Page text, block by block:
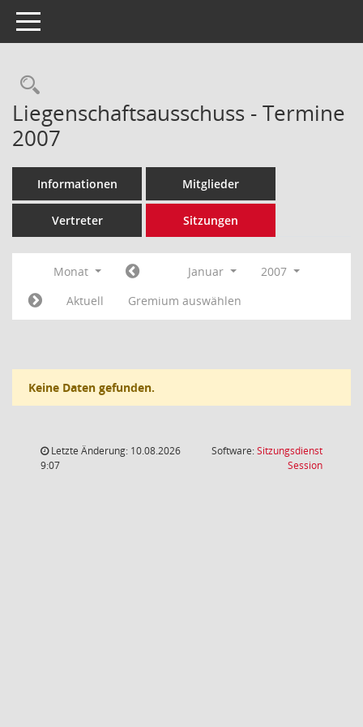
Toggle navigation
Rechercheauswahl
Liegenschaftsausschuss - Termine
2007
Informationen Mitglieder
Vertreter Sitzungen
Monat Januar
2007
Aktuell
Gremium auswählen
Keine Daten gefunden.
Letzte Änderung: 10.08.2026
9:07
Software:Sitzungsdienst
Session(Wird in